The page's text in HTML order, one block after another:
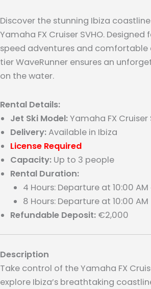
Discover the stunning Ibiza
Yamaha FX Cruiser SVHO.
speed adventures and comfortable
tier WaveRunner ensures an
on the water.
Rental Details:
Jet Ski Model:Yamaha FX Cruiser
Delivery:Available in Ibiza
License Required
Capacity: Up to 3 people
Rental Duration:
4 Hours: Departure at 10:00 AM
8 Hours: Departure at 10:00 AM
Refundable Deposit: €2,000
Description
Take control of the Yamaha FX
explore Ibiza’s breathtaking